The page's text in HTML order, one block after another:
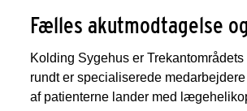
Fælles akutmodtagelse
Kolding Sygehus er
rundt er specialiserede
af patienterne lander med